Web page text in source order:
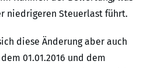
niedrigeren Steuerlast führt.
diese Änderung aber auch
01.01.2016 und dem